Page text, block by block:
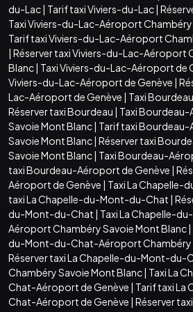
du-Lac| Tarif taxi Viviers-du-Lac|
Taxi Viviers-du-Lac-Aéroport
Tarif taxi Viviers-du-Lac-Aéroport
| Réserver taxi Viviers-du-Lac-Aéroport
Blanc| Taxi Viviers-du-Lac-Aéroport de
Viviers-du-Lac-Aéroport de Genève |
Lac-Aéroport de Genève | Taxi Bourdeau
Réserver taxi Bourdeau | Taxi
Savoie Mont Blanc| Tarif taxi
Savoie Mont Blanc| Réserver taxi
Savoie Mont Blanc| Taxi Bourdeau-
taxi Bourdeau-Aéroport de Genève |
Aéroport de Genève | Taxi La
taxi La Chapelle-du-Mont-du-Chat |
du-Mont-du-Chat | Taxi La Chapelle-
Aéroport Chambéry Savoie Mont Blanc|
du-Mont-du-Chat-Aéroport Chambéry
Réserver taxi La Chapelle-du-Mont-
Chambéry Savoie Mont Blanc| Taxi La
Chat-Aéroport de Genève | Tarif taxi
Chat-Aéroport de Genève | Réserver